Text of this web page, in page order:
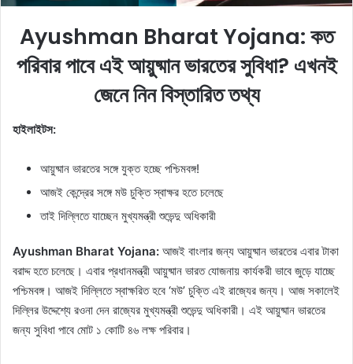
Ayushman Bharat Yojana: কত
পরিবার পাবে এই আয়ুষ্মান ভারতের সুবিধা? এখনই
জেনে নিন বিস্তারিত তথ্য
হাইলাইটস:
আয়ুষ্মান ভারতের সঙ্গে যুক্ত হচ্ছে পশ্চিমবঙ্গ!
আজই কেন্দ্রের সঙ্গে মউ চুক্তি স্বাক্ষর হতে চলেছে
তাই দিল্লিতে যাচ্ছেন মুখ্যমন্ত্রী শুভেন্দু অধিকারী
Ayushman Bharat Yojana: আজই বাংলার জন্য আয়ুষ্মান ভারতের এবার টাকা
বরাদ্দ হতে চলেছে। এবার প্রধানমন্ত্রী আয়ুষ্মান ভারত যোজনায় কার্যকরী ভাবে জুড়ে যাচ্ছে
পশ্চিমবঙ্গ। আজই দিল্লিতে স্বাক্ষরিত হবে ‘মউ’ চুক্তি এই রাজ্যের জন্য। আজ সকালেই
দিল্লির উদ্দেশ্যে রওনা দেন রাজ্যের মুখ্যমন্ত্রী শুভেন্দু অধিকারী। এই আয়ুষ্মান ভারতের
জন্য সুবিধা পাবে মোট ১ কোটি ৪৬ লক্ষ পরিবার।